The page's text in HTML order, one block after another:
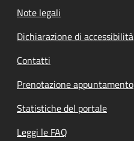
Note legali
Dichiarazione di accessibilità
Contatti
Prenotazione appuntamento
Statistiche del portale
Leggi le FAQ